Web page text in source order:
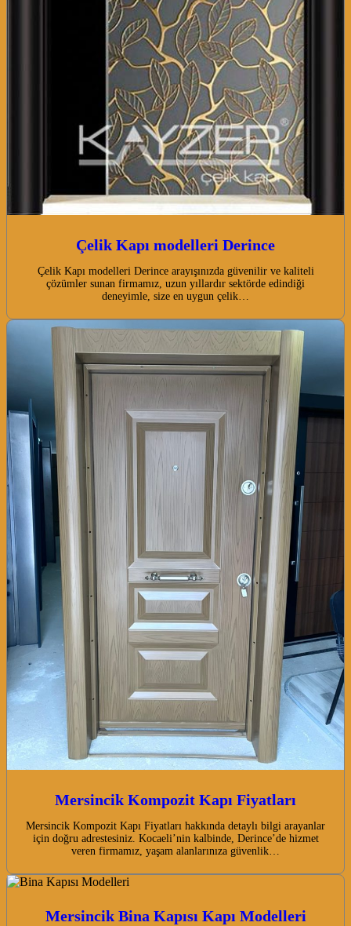
Çelik Kapı modelleri Derince
Çelik Kapı modelleri Derince arayışınızda güvenilir ve kaliteli
çözümler sunan firmamız, uzun yıllardır sektörde edindiği
deneyimle, size en uygun çelik…
Mersincik Kompozit Kapı Fiyatları
Mersincik Kompozit Kapı Fiyatları hakkında detaylı bilgi arayanlar
için doğru adrestesiniz. Kocaeli’nin kalbinde, Derince’de hizmet
veren firmamız, yaşam alanlarınıza güvenlik…
Mersincik Bina Kapısı Kapı Modelleri